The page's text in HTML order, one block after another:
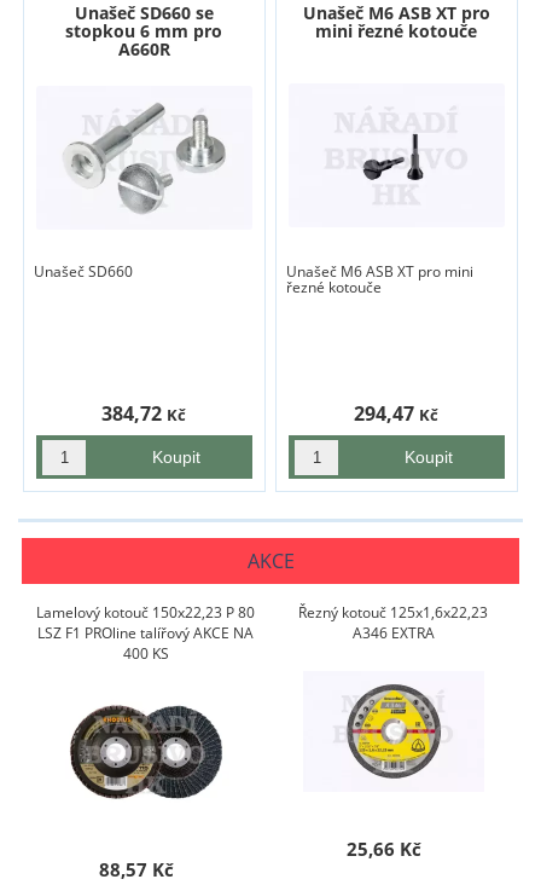
Unašeč SD660 se
stopkou 6 mm pro
A660R
Unašeč SD660
384,72 Kč
Unašeč M6 ASB XT pro
mini řezné kotouče
Unašeč M6 ASB XT pro mini
řezné kotouče
294,47 Kč
AKCE
Lamelový kotouč 150x22,23 P 80
LSZ F1 PROline talířový AKCE NA
400 KS
88,57 Kč
Řezný kotouč 125x1,6x22,23
A346 EXTRA
25,66 Kč